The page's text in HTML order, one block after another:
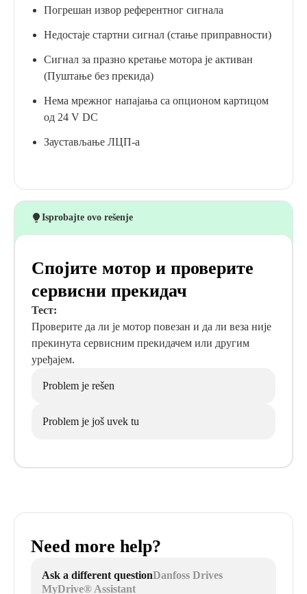
Погрешан извор референтног сигнала
Недостаје стартни сигнал (стање приправности)
Сигнал за празно кретање мотора је активан
(Пуштање без прекида)
Нема мрежног напајања са опционом картицом
од 24 V DC
Заустављање ЛЦП-а
Isprobajte ovo rešenje
Спојите мотор и проверите
сервисни прекидач
Тест:
Проверите да ли је мотор повезан и да ли веза није
прекинута сервисним прекидачем или другим
уређајем.
Problem je rešen
Problem je još uvek tu
Need more help?
Ask a different questionDanfoss Drives
MyDrive® Assistant